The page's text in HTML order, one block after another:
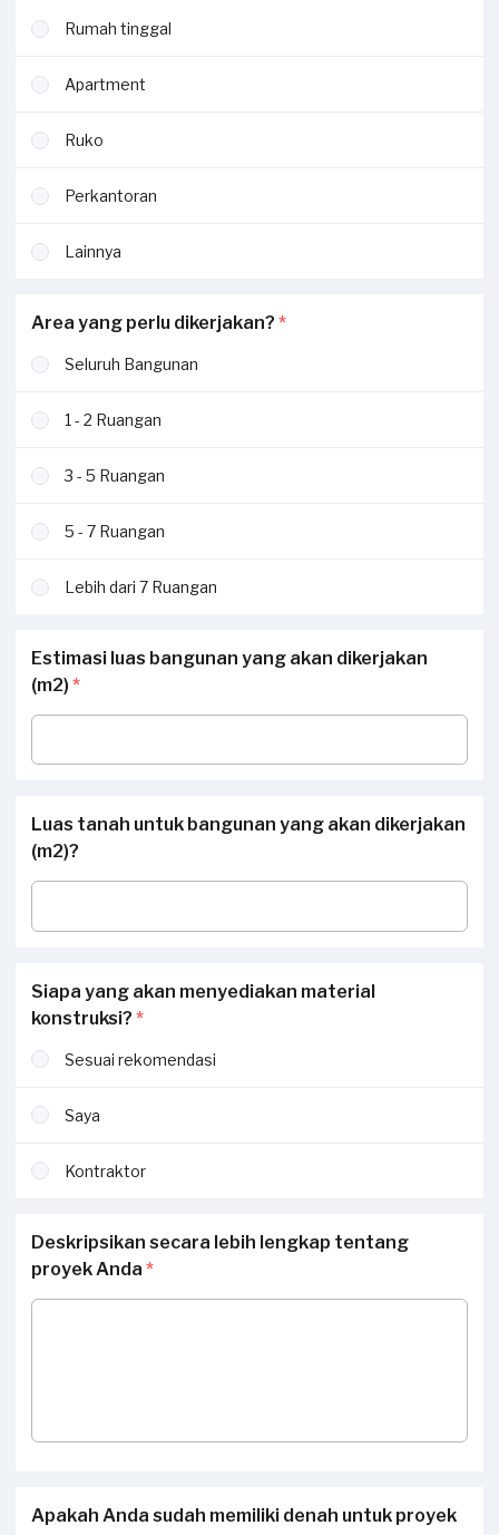
Rumah tinggal
Apartment
Ruko
Perkantoran
Lainnya
Area yang perlu dikerjakan? *
Seluruh Bangunan
1 - 2 Ruangan
3 - 5 Ruangan
5 - 7 Ruangan
Lebih dari 7 Ruangan
Estimasi luas bangunan yang akan dikerjakan
(m2) *
Luas tanah untuk bangunan yang akan dikerjakan
(m2)?
Siapa yang akan menyediakan material
konstruksi? *
Sesuai rekomendasi
Saya
Kontraktor
Deskripsikan secara lebih lengkap tentang
proyek Anda *
Apakah Anda sudah memiliki denah untuk proyek